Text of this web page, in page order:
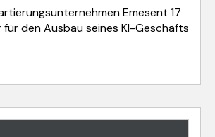
Emesent 17
für den Ausbau seines KI-Geschäfts